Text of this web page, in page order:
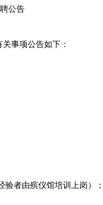
公告
事项公告如下：
者由殡仪馆培训上岗）